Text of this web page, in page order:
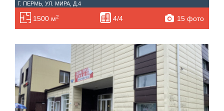
Г. ПЕРМЬ, УЛ. МИРА, Д.4
1500 м2 4/4 15 фото